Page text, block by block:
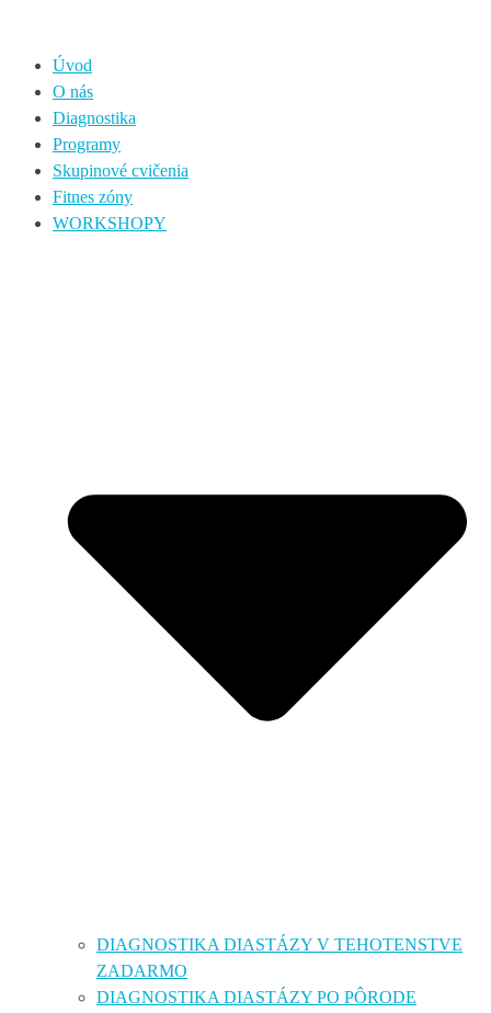
Úvod
O nás
Diagnostika
Programy
Skupinové cvičenia
Fitnes zóny
WORKSHOPY
DIAGNOSTIKA DIASTÁZY V TEHOTENSTVE
ZADARMO
DIAGNOSTIKA DIASTÁZY PO PÔRODE